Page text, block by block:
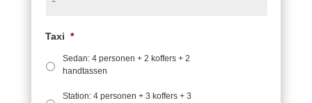
Taxi *
Sedan: 4 personen + 2 koffers + 2
handtassen
Station: 4 personen + 3 koffers + 3